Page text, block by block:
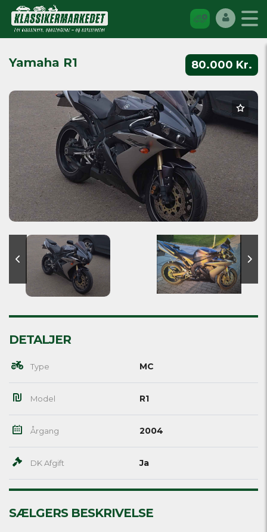
80.000 Kr.
Yamaha R1
DETALJER
Type MC
Model R1
Årgang 2004
DK Afgift Ja
SÆLGERS BESKRIVELSE